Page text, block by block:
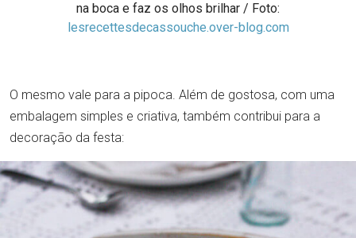
na boca e faz os olhos brilhar / Foto:
lesrecettesdecassouche.over-blog.com
O mesmo vale para a pipoca. Além de gostosa, com uma
embalagem simples e criativa, também contribui para a
decoração da festa: